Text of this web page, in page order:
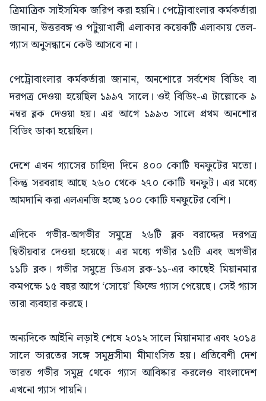
ত্রিমাত্রিক সাইসমিক জরিপ করা হয়নি। পেট্রোবাংলার কর্মকর্তারা
জানান, উত্তরবঙ্গ ও পটুয়াখালী এলাকার কয়েকটি এলাকায় তেল-
গ্যাস অনুসন্ধানে কেউ আসবে না।
পেট্রোবাংলার কর্মকর্তারা জানান, অনশোরে সর্বশেষ বিডিং বা
দরপত্র দেওয়া হয়েছিল ১৯৯৭ সালে। ওই বিডিং-এ টাল্লোকে ৯
নম্বর ব্লক দেওয়া হয়। এর আগে ১৯৯৩ সালে প্রথম অনশোর
বিডিং ডাকা হয়েছিল।
দেশে এখন গ্যাসের চাহিদা দিনে ৪০০ কোটি ঘনফুটের মতো।
কিন্তু সরবরাহ আছে ২৬০ থেকে ২৭০ কোটি ঘনফুট। এর মধ্যে
আমদানি করা এলএনজি হচ্ছে ১০০ কোটি ঘনফুটের বেশি।
এদিকে গভীর-অগভীর সমুদ্রে ২৬টি ব্লক বরাদ্দের দরপত্র
দ্বিতীয়বার দেওয়া হয়েছে। এর মধ্যে গভীর ১৫টি এবং অগভীর
১১টি ব্লক। গভীর সমুদ্রে ডিএস ব্লক-১১-এর কাছেই মিয়ানমার
কমপক্ষে ১৫ বছর আগে ‘সোয়ে’ ফিল্ডে গ্যাস পেয়েছে। সেই গ্যাস
তারা ব্যবহার করছে।
অন্যদিকে আইনি লড়াই শেষে ২০১২ সালে মিয়ানমার এবং ২০১৪
সালে ভারতের সঙ্গে সমুদ্রসীমা মীমাংসিত হয়। প্রতিবেশী দেশ
ভারত গভীর সমুদ্র থেকে গ্যাস আবিষ্কার করলেও বাংলাদেশ
এখনো গ্যাস পায়নি।